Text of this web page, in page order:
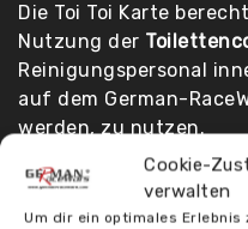
Cookie-
verwalten
Um dir ein optimales
Die Toi Toi Karte
Nutzung der
Reinigungspersonal
auf dem German-
werden, zu nutzen.
Selbstverständlich sind
kostenfreieklassische